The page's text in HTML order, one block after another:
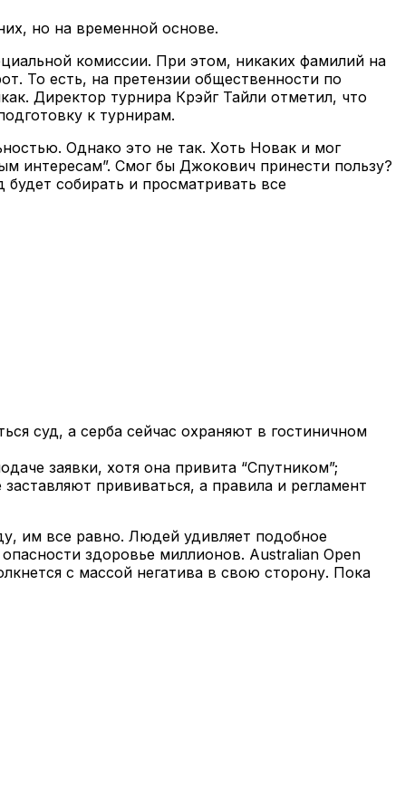
но на временной основе.
комиссии. При этом, никаких фамилий на
То есть, на претензии общественности по
Директор турнира Крэйг Тайли отметил, что
к турнирам.
Однако это не так. Хоть Новак и мог
интересам”. Смог бы Джокович принести пользу?
собирать и просматривать все
суд, а серба сейчас охраняют в гостиничном
заявки, хотя она привита “Спутником”;
прививаться, а правила и регламент
им все равно. Людей удивляет подобное
здоровье миллионов. Australian Open
с массой негатива в свою сторону. Пока